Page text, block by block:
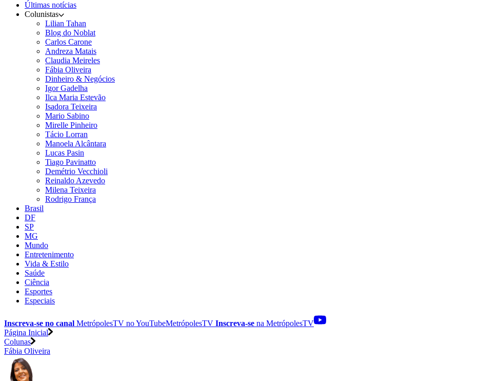
Últimas notícias
Colunistas
Lilian Tahan
Blog do Noblat
Carlos Carone
Andreza Matais
Claudia Meireles
Fábia Oliveira
Dinheiro & Negócios
Igor Gadelha
Ilca Maria Estevão
Isadora Teixeira
Mario Sabino
Mirelle Pinheiro
Tácio Lorran
Manoela Alcântara
Lucas Pasin
Tiago Pavinatto
Demétrio Vecchioli
Reinaldo Azevedo
Milena Teixeira
Rodrigo França
Brasil
DF
SP
MG
Mundo
Entretenimento
Vida & Estilo
Saúde
Ciência
Esportes
Especiais
Inscreva-se no canal MetrópolesTV noYouTubeMetrópolesTV Inscreva-se na MetrópolesTV
Página Inicial
Colunas
Fábia Oliveira